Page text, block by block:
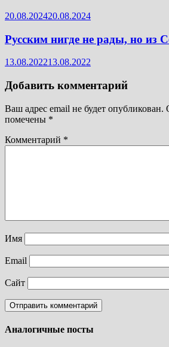
20.08.202420.08.2024
Русским нигде не рады, но из
13.08.202213.08.2022
Добавить комментарий
Ваш адрес email не будет опубликован.
помечены *
Комментарий *
Имя
Email
Сайт
Аналогичные посты